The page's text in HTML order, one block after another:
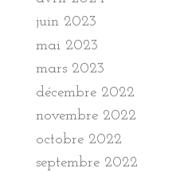
juin 2023
mai 2023
mars 2023
décembre 2022
novembre 2022
octobre 2022
septembre 2022